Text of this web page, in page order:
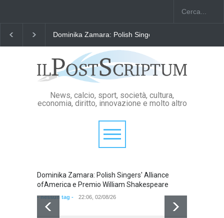
"Il Passaporto di Fausto Angelo Coppi" il Premio
News, calcio, sport, società, cultura,
economia, diritto, innovazione e molto altro
Dominika Zamara: Polish Singers' Alliance
ofAmerica e Premio William Shakespeare
- nessun tag - 22:06, 02/08/26